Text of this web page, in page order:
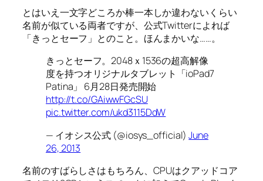
とはいえ一文字どころか棒一本しか違わないくらい
名前が似ている両者ですが、公式Twitterによれば
「きっとセーフ」とのこと。ほんまかいな……。
きっとセーフ。2048ｘ1536の超高解像
度を持つオリジナルタブレット「ioPad7
Patina」 6月28日発売開始
http://t.co/GAiwwFGcSU
pic.twitter.com/ukd3115DdW
— イオシス公式 (@iosys_official)June
26, 2013
名前のすばらしさはもちろん、CPUはクアッドコア